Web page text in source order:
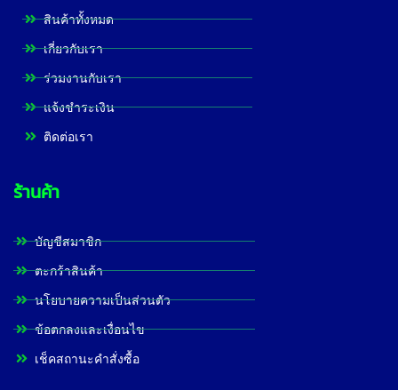
สินค้าทั้งหมด
เกี่ยวกับเรา
ร่วมงานกับเรา
แจ้งชำระเงิน
ติดต่อเรา
ร้านค้า
บัญชีสมาชิก
ตะกร้าสินค้า
นโยบายความเป็นส่วนตัว
ข้อตกลงและเงื่อนไข
เช็คสถานะคำสั่งซื้อ